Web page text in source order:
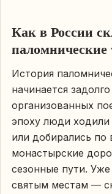
Как в России
История
начинается
организованных
эпоху люди
или добирались по
монастырские
сезонные пути.
святым местам —